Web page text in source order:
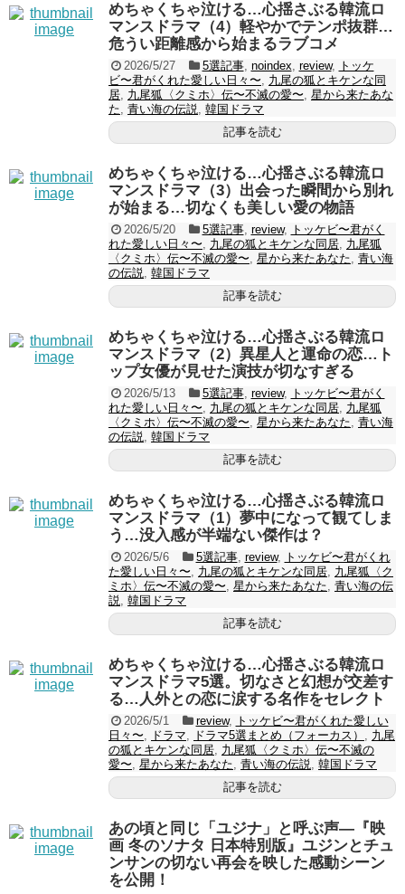
めちゃくちゃ泣ける…心揺さぶる韓流ロ
マンスドラマ（4）軽やかでテンポ抜群…
危うい距離感から始まるラブコメ
2026/5/27 5選記事, noindex, review, トッケ
ビ〜君がくれた愛しい日々〜, 九尾の狐とキケンな同
居, 九尾狐〈クミホ〉伝〜不滅の愛〜, 星から来たあな
た, 青い海の伝説, 韓国ドラマ
記事を読む
めちゃくちゃ泣ける…心揺さぶる韓流ロ
マンスドラマ（3）出会った瞬間から別れ
が始まる…切なくも美しい愛の物語
2026/5/20 5選記事, review, トッケビ〜君がく
れた愛しい日々〜, 九尾の狐とキケンな同居, 九尾狐
〈クミホ〉伝〜不滅の愛〜, 星から来たあなた, 青い海
の伝説, 韓国ドラマ
記事を読む
めちゃくちゃ泣ける…心揺さぶる韓流ロ
マンスドラマ（2）異星人と運命の恋…ト
ップ女優が見せた演技が切なすぎる
2026/5/13 5選記事, review, トッケビ〜君がく
れた愛しい日々〜, 九尾の狐とキケンな同居, 九尾狐
〈クミホ〉伝〜不滅の愛〜, 星から来たあなた, 青い海
の伝説, 韓国ドラマ
記事を読む
めちゃくちゃ泣ける…心揺さぶる韓流ロ
マンスドラマ（1）夢中になって観てしま
う…没入感が半端ない傑作は？
2026/5/6 5選記事, review, トッケビ〜君がくれ
た愛しい日々〜, 九尾の狐とキケンな同居, 九尾狐〈ク
ミホ〉伝〜不滅の愛〜, 星から来たあなた, 青い海の伝
説, 韓国ドラマ
記事を読む
めちゃくちゃ泣ける…心揺さぶる韓流ロ
マンスドラマ5選。切なさと幻想が交差す
る…人外との恋に涙する名作をセレクト
2026/5/1 review, トッケビ〜君がくれた愛しい
日々〜, ドラマ, ドラマ5選まとめ（フォーカス） , 九尾
の狐とキケンな同居, 九尾狐〈クミホ〉伝〜不滅の
愛〜, 星から来たあなた, 青い海の伝説, 韓国ドラマ
記事を読む
あの頃と同じ「ユジナ」と呼ぶ声―『映
画 冬のソナタ 日本特別版』ユジンとチュ
ンサンの切ない再会を映した感動シーン
を公開！